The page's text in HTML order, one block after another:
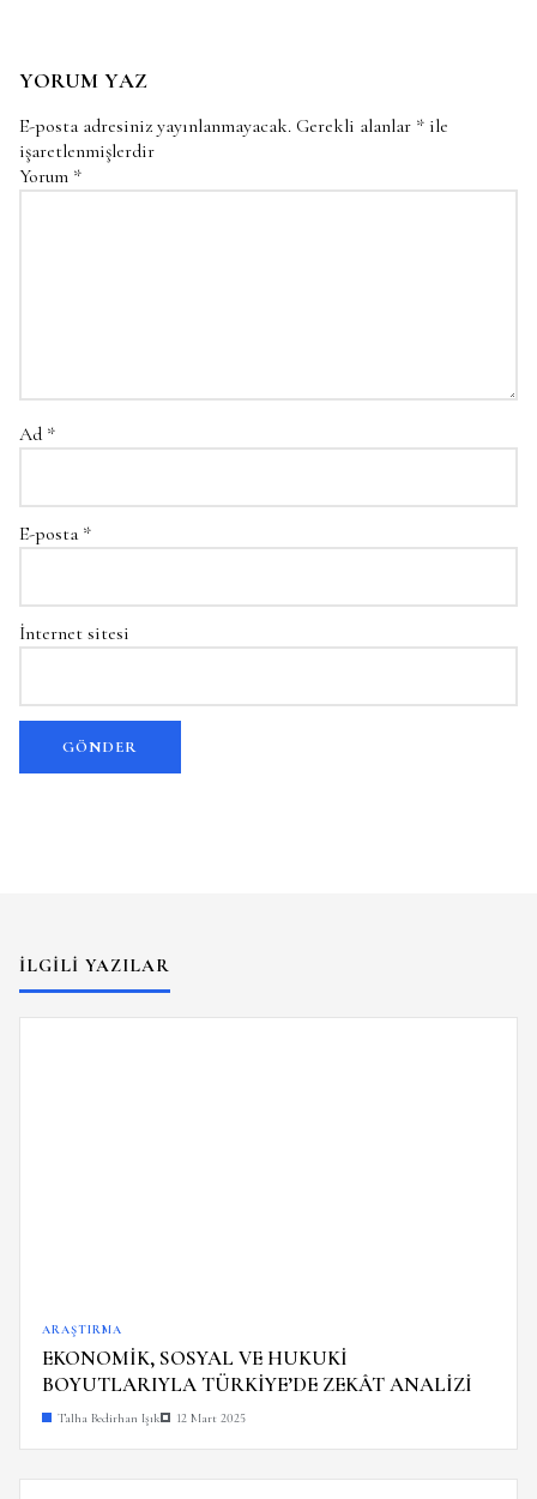
YORUM YAZ
E-posta adresiniz yayınlanmayacak. Gerekli alanlar * ile
işaretlenmişlerdir
Yorum *
Ad *
E-posta *
İnternet sitesi
İLGILI YAZILAR
ARAŞTIRMA
EKONOMİK, SOSYAL VE HUKUKİ
BOYUTLARIYLA TÜRKİYE’DE ZEKÂT ANALİZİ
Talha Bedirhan Işık 12 Mart 2025